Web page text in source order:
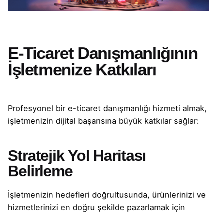
E-Ticaret Danışmanlığının
İşletmenize Katkıları
Profesyonel bir e-ticaret danışmanlığı hizmeti almak,
işletmenizin dijital başarısına büyük katkılar sağlar:
Stratejik Yol Haritası
Belirleme
İşletmenizin hedefleri doğrultusunda, ürünlerinizi ve
hizmetlerinizi en doğru şekilde pazarlamak için